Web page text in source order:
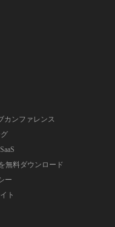
カンファレンス
無料ダウンロード
ー
ト